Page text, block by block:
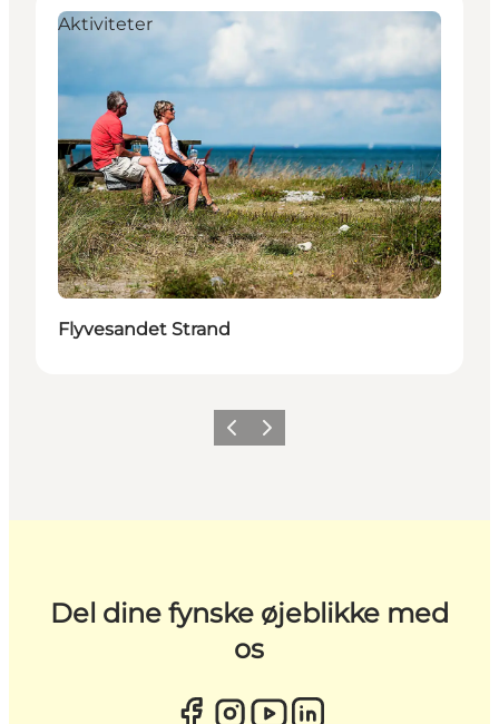
Aktiviteter
Flyvesandet Strand
ForrigeNæste
Del dine fynske øjeblikke med
os